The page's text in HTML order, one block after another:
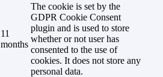
11
months
The cookie is set by the
GDPR Cookie Consent
plugin and is used to store
whether or not user has
consented to the use of
cookies. It does not store any
personal data.